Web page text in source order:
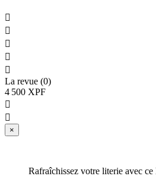





La revue (0)
4 500 XPF


×
Rafraîchissez votre literie avec ce